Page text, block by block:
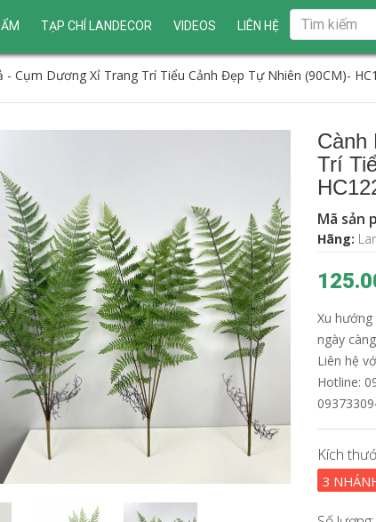
TẠP CHÍ LANDECOR VIDEOS LIÊN HỆ
- Cụm Dương Xỉ Trang Trí Tiểu Cảnh Đẹp Tự Nhiên (90CM)-
Cành
Trí
Mã sản
Hãng:
Xu
ngày
Liên hệ
Hotline:
Kích
3